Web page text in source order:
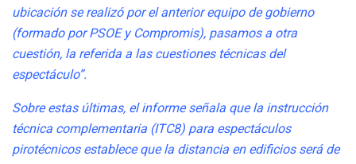
ubicación se realizó por el anterior equipo de gobierno
(formado por PSOE y Compromis), pasamos a otra
cuestión, la referida a las cuestiones técnicas del
espectáculo”.
Sobre estas últimas, el informe señala que la instrucción
técnica complementaria (ITC8) para espectáculos
pirotécnicos establece que la distancia en edificios será de